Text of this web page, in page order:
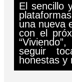
El sencillo
una nueva
con el
seguir
honestas y